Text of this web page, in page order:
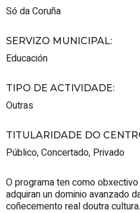
Só da Coruña
SERVIZO MUNICIPAL:
Educación
TIPO DE ACTIVIDADE:
Outras
TITULARIDADE DO
Público,Concertado, Privado
O programa ten como
adquiran un dominio avanzado
coñecemento real doutra cultura.